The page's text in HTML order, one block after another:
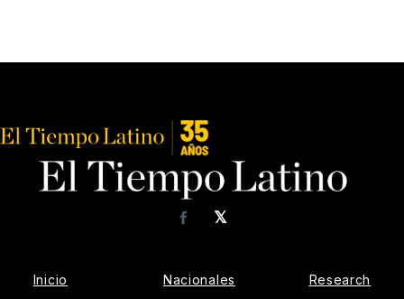
𝕏
Facebook
Inicio Nacionales Research